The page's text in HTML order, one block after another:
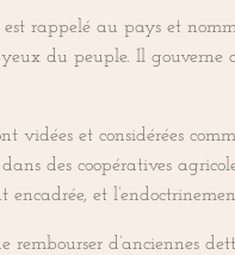
rappelé au pays et
du peuple. Il gouverne
vidées et considérées
des coopératives
et
d’anciennes